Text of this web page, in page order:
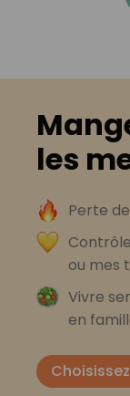
les
Perte
ou mes
Vivre
en